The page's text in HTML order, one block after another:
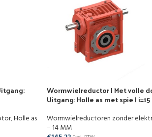
,Holle as
Wormwielreductor | Met volle
Uitgang: Holle as met spie | i=15
Wormwielreductoren zonder
– 14 MM